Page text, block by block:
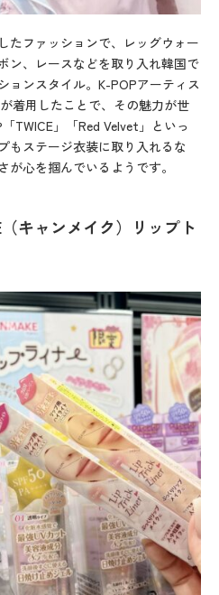
たファッションで、レッグウォー
ン、レースなどを取り入れ韓国で
ョンスタイル。K-POPアーティス
着用したことで、その魅力が世
TWICE」「Red Velvet」といっ
もステージ衣装に取り入れるな
が心を掴んでいるようです。
（キャンメイク）リップト